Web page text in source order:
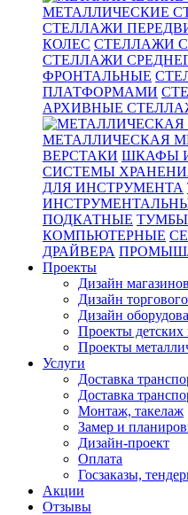
МЕТАЛЛИЧЕСКИЕ
СТЕЛЛАЖИ
КОЛЕС СТЕЛЛАЖИ
СТЕЛЛАЖИ
ФРОНТАЛЬНЫЕ
ПЛАТФОРМАМИ
АРХИВНЫЕ
МЕТАЛЛИЧЕСКАЯ
ВЕРСТАКИ ШКАФЫ
СИСТЕМЫ
ДЛЯ ИНСТРУМЕНТА
ПОДКАТНЫЕ
КОМПЬЮТЕРНЫЕ
ДРАЙВЕРА
Проекты
Дизайн магазинов
Дизайн
Дизайн
Проекты
Проекты
Услуги
Доставка
Доставка
Монтаж, такелаж
Замер и
Дизайн-проект
Оплата
Госзаказы,
Акции
Отзывы